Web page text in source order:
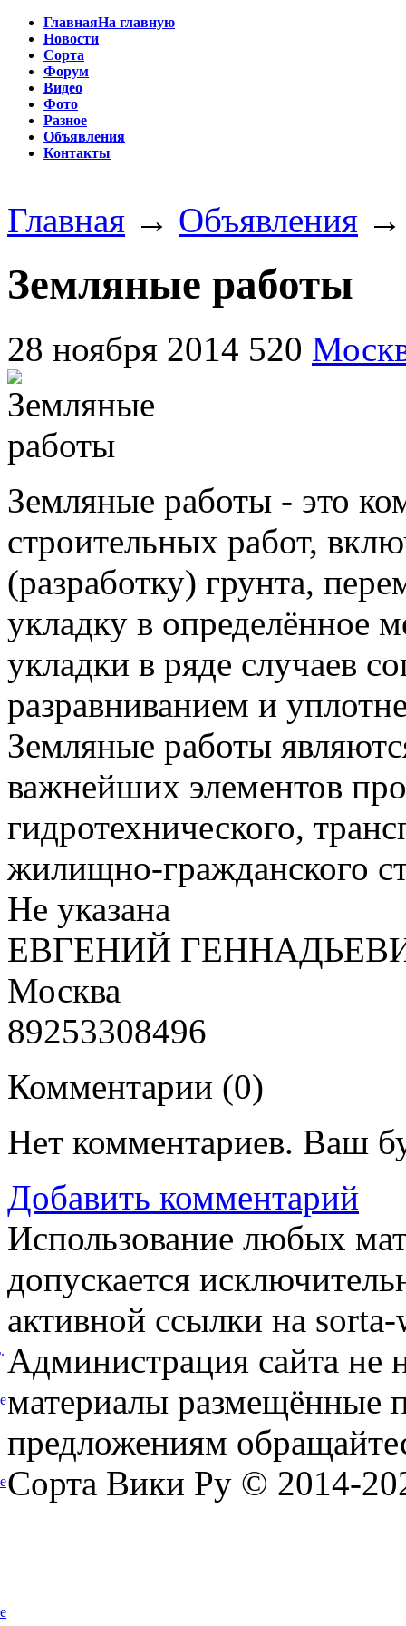
ГлавнаяНа главную
Новости
Сорта
Форум
Видео
Фото
Разное
Объявления
Контакты
Главная → Объявления
Земляные работы
28 ноября 2014 520
Земляные работы - это
строительных работ,
(разработку) грунта,
укладку в определённое
укладки в ряде случаев
разравниванием и
Земляные работы
важнейших элементов
гидротехнического,
жилищно-гражданского
Не указана
ЕВГЕНИЙ
Москва
89253308496
Комментарии (0)
Нет комментариев. Ваш
Добавить комментарий
Использование любых
допускается
активной ссылки на
Администрация сайта не
материалы размещённые
предложениям
Сорта Вики Ру © 2014-